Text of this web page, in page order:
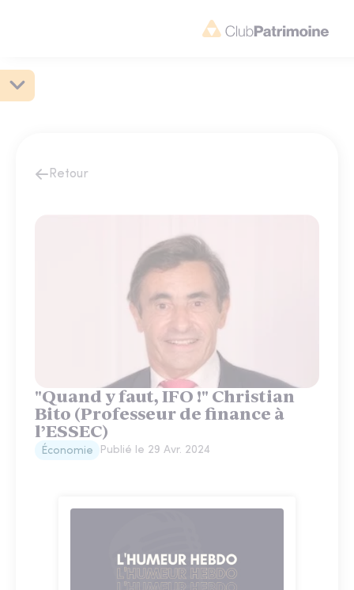
Retour
"Quand y faut, IFO !" Christian
Bito (Professeur de finance à
l’ESSEC)
Économie Publié le 29 Avr. 2024